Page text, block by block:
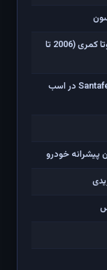
آموزش بازدید و تعویض دیسک و لنت ترمز تویوتا کمری (2006 تا
معرفی ، نقد و بررسی تویوتا RAV4 و هیوندای Santafe در اسب
پیشرانه خودرو